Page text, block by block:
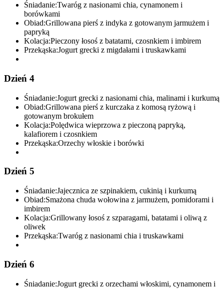
Śniadanie:Twaróg z nasionami chia, cynamonem i
borówkami
Obiad:Grillowana pierś z indyka z gotowanym jarmużem i
papryką
Kolacja:Pieczony łosoś z batatami, czosnkiem i imbirem
Przekąska:Jogurt grecki z migdałami i truskawkami
Dzień 4
Śniadanie:Jogurt grecki z nasionami chia, malinami i kurkumą
Obiad:Grillowana pierś z kurczaka z komosą ryżową i
gotowanym brokułem
Kolacja:Polędwica wieprzowa z pieczoną papryką,
kalafiorem i czosnkiem
Przekąska:Orzechy włoskie i borówki
Dzień 5
Śniadanie:Jajecznica ze szpinakiem, cukinią i kurkumą
Obiad:Smażona chuda wołowina z jarmużem, pomidorami i
imbirem
Kolacja:Grillowany łosoś z szparagami, batatami i oliwą z
oliwek
Przekąska:Twaróg z nasionami chia i truskawkami
Dzień 6
Śniadanie:Jogurt grecki z orzechami włoskimi, cynamonem i